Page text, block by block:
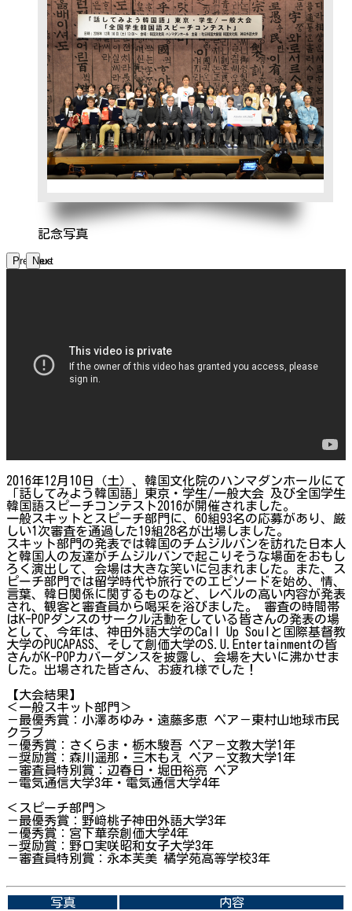
記念写真
Previous
Next
2016年12月10日（土）、韓国文化院のハンマダンホールにて
「話してみよう韓国語」東京・学生/一般大会 及び全国学生
韓国語スピーチコンテスト2016が開催されました。
一般スキットとスピーチ部門に、60組93名の応募があり、厳
しい1次審査を通過した19組28名が出場しました。
スキット部門の発表では韓国のチムジルバンを訪れた日本人
と韓国人の友達がチムジルバンで起こりそうな場面をおもし
ろく演出して、会場は大きな笑いに包まれました。また、ス
ピーチ部門では留学時代や旅行でのエピソードを始め、情、
言葉、韓日関係に関するものなど、レベルの高い内容が発表
され、観客と審査員から喝采を浴びました。 審査の時間帯
はK-POPダンスのサークル活動をしている皆さんの発表の場
として、今年は、神田外語大学のCall Up Soulと国際基督教
大学のPUCAPASS、そして創価大学のS.U.Entertainmentの皆
さんがK-POPカバーダンスを披露し、会場を大いに沸かせま
した。出場された皆さん、お疲れ様でした！
【大会結果】
＜一般スキット部門＞
－最優秀賞：小澤あゆみ・遠藤多恵 ペア－東村山地球市民
クラブ
－優秀賞：さくらま・栃木駿吾 ペア－文教大学1年
－奨励賞：森川遥那・三木もえ ペア－文教大学1年
－審査員特別賞：辺春日・堀田裕亮 ペア
－電気通信大学3年・電気通信大学4年
＜スピーチ部門＞
－最優秀賞：野﨑桃子神田外語大学3年
－優秀賞：宮下華奈創価大学4年
－奨励賞：野口実咲昭和女子大学3年
－審査員特別賞：永本芙美 橘学苑高等学校3年
写真
内容